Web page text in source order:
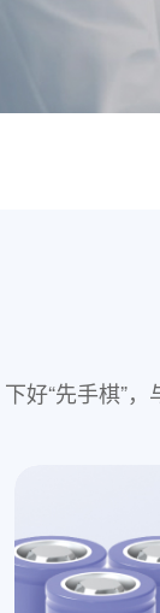
好“先手棋”